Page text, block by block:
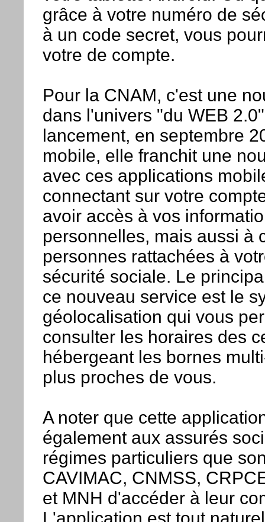
grâce à votre numéro de
à un code secret, vous
votre de compte.
Pour la CNAM, c'est une
dans l'univers "du WEB
lancement, en septembre
mobile, elle franchit une
avec ces applications
connectant sur votre
avoir accès à vos
personnelles, mais aussi à
personnes rattachées à
sécurité sociale. Le
ce nouveau service est le
géolocalisation qui vous
consulter les horaires des
hébergeant les bornes
plus proches de vous.
A noter que cette
également aux assurés
régimes particuliers que
CAVIMAC, CNMSS,
et MNH d'accéder à leur